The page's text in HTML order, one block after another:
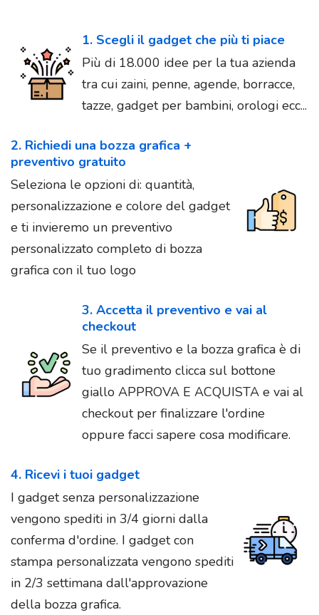
1. Scegli il gadget che più ti piace
Più di 18.000 idee per la tua azienda
tra cui zaini, penne, agende, borracce,
tazze, gadget per bambini, orologi ecc...
2. Richiedi una bozza grafica +
preventivo gratuito
Seleziona le opzioni di: quantità,
personalizzazione e colore del gadget
e ti invieremo un preventivo
personalizzato completo di bozza
grafica con il tuo logo
3. Accetta il preventivo e vai al
checkout
Se il preventivo e la bozza grafica è di
tuo gradimento clicca sul bottone
giallo APPROVA E ACQUISTA e vai al
checkout per finalizzare l'ordine
oppure facci sapere cosa modificare.
4. Ricevi i tuoi gadget
I gadget senza personalizzazione
vengono spediti in 3/4 giorni dalla
conferma d'ordine. I gadget con
stampa personalizzata vengono spediti
in 2/3 settimana dall'approvazione
della bozza grafica.